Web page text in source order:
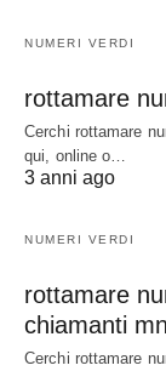
NUMERI VERDI
rottamare
Cerchi rottamare
qui, online o…
3 anni ago
NUMERI VERDI
rottamare
chiamanti
Cerchi rottamare